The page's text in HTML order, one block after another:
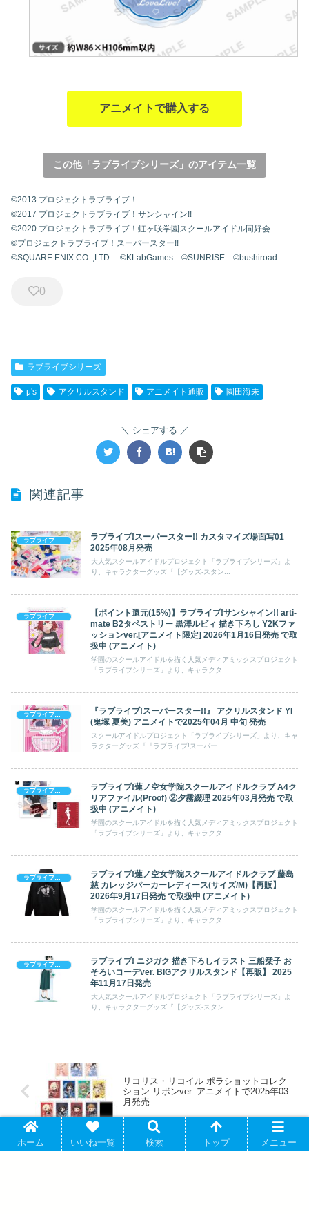
アニメイトで購入する
この他「ラブライブシリーズ」のアイテム一覧
©2013 プロジェクトラブライブ！
©2017 プロジェクトラブライブ！サンシャイン!!
©2020 プロジェクトラブライブ！虹ヶ咲学園スクールアイドル同好会
©プロジェクトラブライブ！スーパースター!!
©SQUARE ENIX CO. ,LTD. ©KLabGames ©SUNRISE ©bushiroad
0
ラブライブシリーズ
μ's アクリルスタンド アニメイト通販 園田海未
シェアする
関連記事
ラブライブシリーズ
ラブライブ!スーパースター!! カスタマイズ場面写01
2025年08月発売
大人気スクールアイドルプロジェクト「ラブライブシリーズ」よ
り、キャラクターグッズ『【グッズ-スタン...
ラブライブシリーズ
【ポイント還元(15%)】ラブライブ!サンシャイン!! arti-
mate B2タペストリー 黒澤ルビィ 描き下ろし Y2Kファ
ッションver.[アニメイト限定] 2026年1月16日発売 で取
扱中 (アニメイト)
学園のスクールアイドルを描く人気メディアミックスプロジェクト
「ラブライブシリーズ」より、キャラクタ...
ラブライブシリーズ
『ラブライブ!スーパースター!!』 アクリルスタンド YI
(鬼塚 夏美) アニメイトで2025年04月 中旬 発売
スクールアイドルプロジェクト「ラブライブシリーズ」より、キャ
ラクターグッズ『『ラブライブ!スーパー...
ラブライブシリーズ
ラブライブ!蓮ノ空女学院スクールアイドルクラブ A4ク
リアファイル(Proof) ②夕霧綴理 2025年03月発売 で取
扱中 (アニメイト)
学園のスクールアイドルを描く人気メディアミックスプロジェクト
「ラブライブシリーズ」より、キャラクタ...
ラブライブシリーズ
ラブライブ!蓮ノ空女学院スクールアイドルクラブ 藤島
慈 カレッジパーカーレディース(サイズ/M)【再販】
2026年9月17日発売 で取扱中 (アニメイト)
学園のスクールアイドルを描く人気メディアミックスプロジェクト
「ラブライブシリーズ」より、キャラクタ...
ラブライブシリーズ
ラブライブ! ニジガク 描き下ろしイラスト 三船栞子 お
そろいコーデver. BIGアクリルスタンド【再販】 2025
年11月17日発売
大人気スクールアイドルプロジェクト「ラブライブシリーズ」よ
り、キャラクターグッズ『【グッズ-スタン...
リコリス・リコイル ポラショットコレク
ション リボンver. アニメイトで2025年03
月発売
ホーム いいね一覧 検索 トップ メニュー